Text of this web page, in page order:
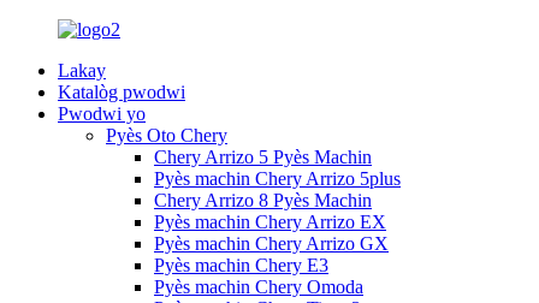
Lakay
Katalòg pwodwi
Pwodwi yo
Pyès Oto Chery
Chery Arrizo 5 Pyès Machin
Pyès machin Chery Arrizo 5plus
Chery Arrizo 8 Pyès Machin
Pyès machin Chery Arrizo EX
Pyès machin Chery Arrizo GX
Pyès machin Chery E3
Pyès machin Chery Omoda